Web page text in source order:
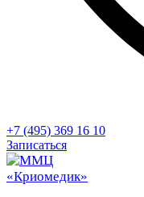
+7 (495) 369 16 10
Записаться